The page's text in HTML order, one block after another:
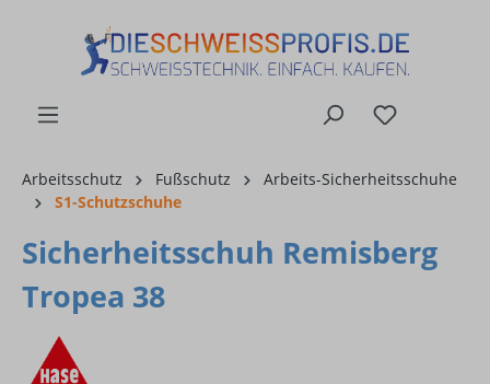
Arbeitsschutz Fußschutz
Arbeits-Sicherheitsschuhe
S1-Schutzschuhe
Sicherheitsschuh Remisberg
Tropea 38